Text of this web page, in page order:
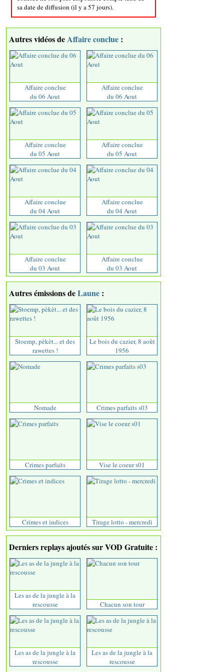
sa date de diffusion (il y a 57 jours).
Autres vidéos deAffaire conclue :
Affaire conclue
du 06 Aout
Affaire conclue
du 06 Aout
Affaire conclue
du 05 Aout
Affaire conclue
du 05 Aout
Affaire conclue
du 04 Aout
Affaire conclue
du 04 Aout
Affaire conclue
du 03 Aout
Affaire conclue
du 03 Aout
Autres émissions deLaune :
Stoemp, pèkèt... et des
rawettes !
Le bois du cazier, 8 août
1956
Nomade Crimes parfaits s03
Crimes parfaits Vise le coeur s01
Crimes et indices Tirage lotto - mercredi
Derniers replays ajoutés sur VOD Gratuite :
Les as de la jungle à la
rescousse
Chacun son tour
Les as de la jungle à la
rescousse
Les as de la jungle à la
rescousse